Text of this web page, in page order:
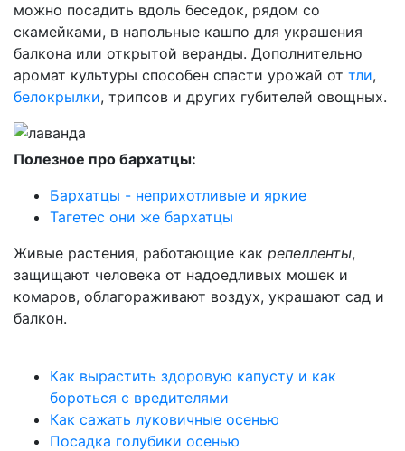
можно посадить вдоль беседок, рядом со
скамейками, в напольные кашпо для украшения
балкона или открытой веранды. Дополнительно
аромат культуры способен спасти урожай от тли,
белокрылки, трипсов и других губителей овощных.
Полезное про бархатцы:
Бархатцы - неприхотливые и яркие
Тагетес они же бархатцы
Живые растения, работающие как репелленты,
защищают человека от надоедливых мошек и
комаров, облагораживают воздух, украшают сад и
балкон.
Как вырастить здоровую капусту и как
бороться с вредителями
Как сажать луковичные осенью
Посадка голубики осенью